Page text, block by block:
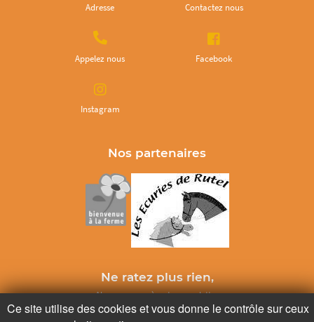
Adresse Contactez nous
Appelez nous Facebook
Instagram
Nos partenaires
Ne ratez plus rien,
Abonnez-vous à notre newsletter
Ce site utilise des cookies et vous donne le contrôle sur ceux